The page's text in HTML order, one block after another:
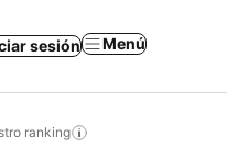
sesión Menú
ranking